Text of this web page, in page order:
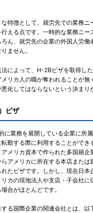
特徴として、就労先での業務ニ
える点です。一時的な業務ニー
ん、就労先の企業の外国人労働
ません。
法によって、H-2Bビザを取得し
リカ人の職が奪われることが無
化してはならないという決まり
ビザ
に業務を展開している企業に所
勤する際に利用することができ
アメリカ資本で作られた多国籍企
アメリカに所在する本店または
たビザです。しかし、現在日本
カの現地法人や支店・子会社に
合がほとんどです。
る国際企業の関連会社とは、以